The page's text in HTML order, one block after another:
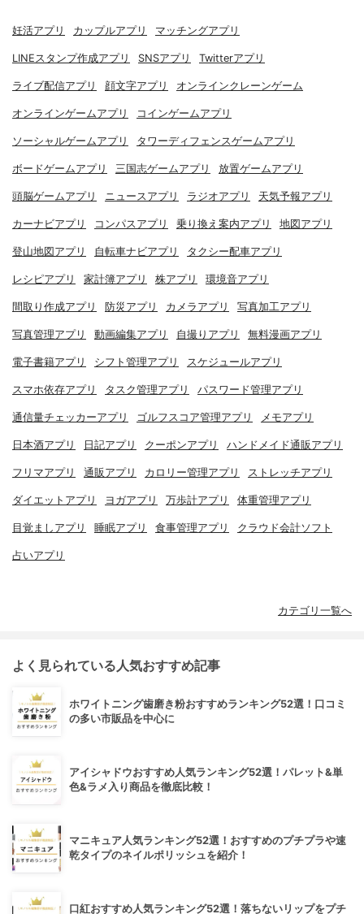
妊活アプリ カップルアプリ マッチングアプリ
LINEスタンプ作成アプリ SNSアプリ Twitterアプリ
ライブ配信アプリ 顔文字アプリ オンラインクレーンゲーム
オンラインゲームアプリ コインゲームアプリ
ソーシャルゲームアプリ タワーディフェンスゲームアプリ
ボードゲームアプリ 三国志ゲームアプリ 放置ゲームアプリ
頭脳ゲームアプリ ニュースアプリ ラジオアプリ 天気予報アプリ
カーナビアプリ コンパスアプリ 乗り換え案内アプリ 地図アプリ
登山地図アプリ 自転車ナビアプリ タクシー配車アプリ
レシピアプリ 家計簿アプリ 株アプリ 環境音アプリ
間取り作成アプリ 防災アプリ カメラアプリ 写真加工アプリ
写真管理アプリ 動画編集アプリ 自撮りアプリ 無料漫画アプリ
電子書籍アプリ シフト管理アプリ スケジュールアプリ
スマホ依存アプリ タスク管理アプリ パスワード管理アプリ
通信量チェッカーアプリ ゴルフスコア管理アプリ メモアプリ
日本酒アプリ 日記アプリ クーポンアプリ ハンドメイド通販アプリ
フリマアプリ 通販アプリ カロリー管理アプリ ストレッチアプリ
ダイエットアプリ ヨガアプリ 万歩計アプリ 体重管理アプリ
目覚ましアプリ 睡眠アプリ 食事管理アプリ クラウド会計ソフト
占いアプリ
カテゴリ一覧へ
よく見られている人気おすすめ記事
ホワイトニング歯磨き粉おすすめランキング52選！口コミ
の多い市販品を中心に
アイシャドウおすすめ人気ランキング52選！パレット&単
色&ラメ入り商品を徹底比較！
マニキュア人気ランキング52選！おすすめのプチプラや速
乾タイプのネイルポリッシュを紹介！
口紅おすすめ人気ランキング52選！落ちないリップをプチ